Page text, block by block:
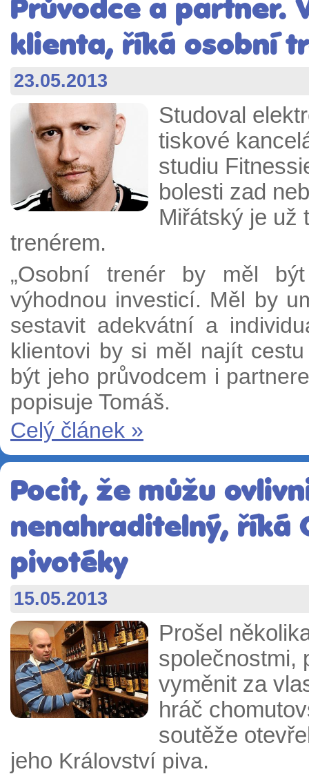
Průvodce a partner.
klienta, říká osobní
23.05.2013
Studoval
tiskové
studiu
bolesti zad
Miřátský je už
trenérem.
„Osobní trenér by měl
výhodnou investicí. Měl by
sestavit adekvátní a
klientovi by si měl najít
být jeho průvodcem i
popisuje Tomáš.
Celý článek »
Pocit, že můžu
nenahraditelný, říká
pivotéky
15.05.2013
Prošel
společnostmi,
vyměnit za
hráč
soutěže
jeho Království piva.